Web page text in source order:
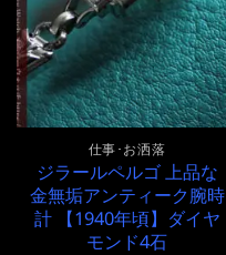
仕事･お洒落
ジラールペルゴ 上品な
金無垢アンティーク腕時
計 【1940年頃】ダイヤ
モンド4石